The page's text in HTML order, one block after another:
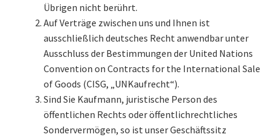
Übrigen nicht berührt.
Auf Verträge zwischen uns und Ihnen ist
ausschließlich deutsches Recht anwendbar unter
Ausschluss der Bestimmungen der United Nations
Convention on Contracts for the International Sale
of Goods (CISG, „UNKaufrecht“).
Sind Sie Kaufmann, juristische Person des
öffentlichen Rechts oder öffentlichrechtliches
Sondervermögen, so ist unser Geschäftssitz